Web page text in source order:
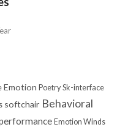
Emotion Poetry Sk-interface
softchair Behavioral
Emotion Winds